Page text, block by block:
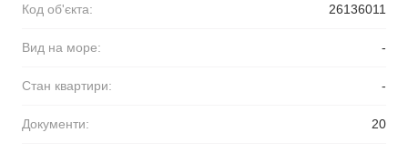
Код об'єкта: 26136011
Вид на море: -
Стан квартири: -
Документи: 20